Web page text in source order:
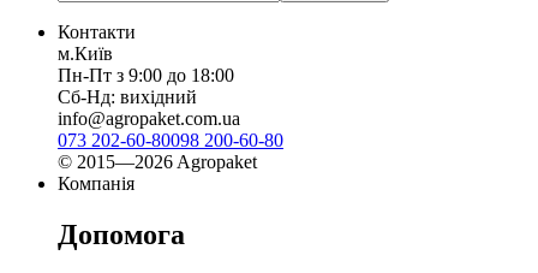
Контакти
м.Київ
Пн-Пт з 9:00 до 18:00
Сб-Нд: вихідний
info@agropaket.com.ua
073 202-60-80098 200-60-80
© 2015—2026 Agropaket
Компанія
Допомога